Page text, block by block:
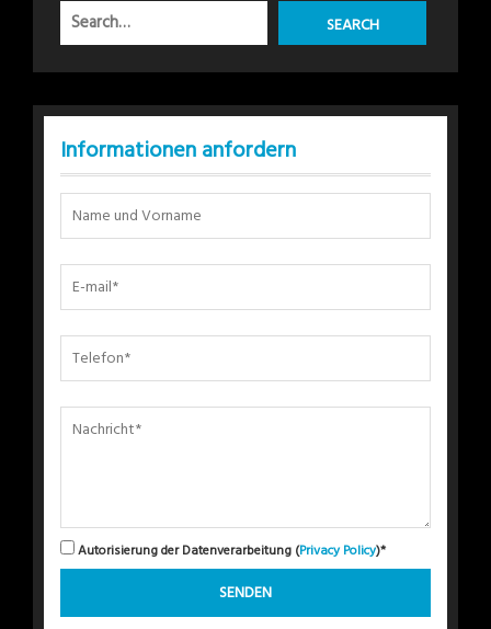
Informationen anfordern
Autorisierung der Datenverarbeitung (Privacy Policy)*